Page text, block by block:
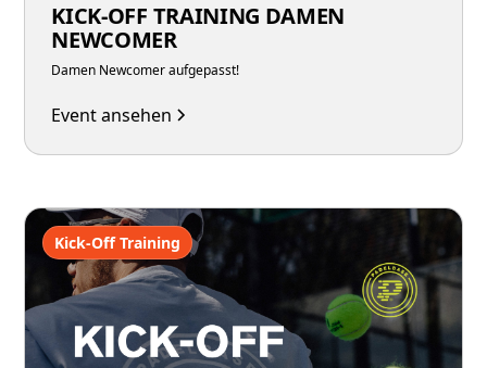
KICK-OFF TRAINING DAMEN
NEWCOMER
Damen Newcomer aufgepasst!
Event ansehen
Kick-Off Training